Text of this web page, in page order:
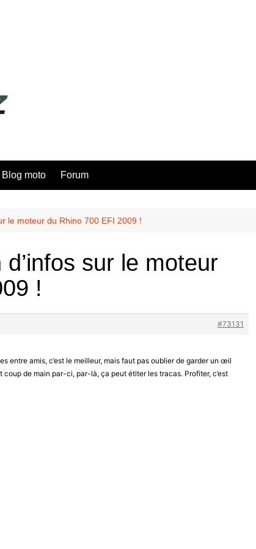
Blog moto Forum
le moteur du Rhino 700 EFI 2009 !
sur le moteur
!
#73131
entre amis, c’est le meilleur, mais faut pas oublier de garder un œil
coup de main par-ci, par-là, ça peut étiter les tracas. Profiter, c’est